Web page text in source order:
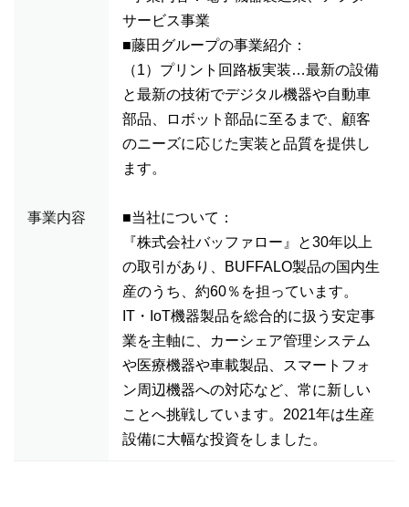
事業内容
サービス事業
■藤田グループの事業紹介：
（1）プリント回路板実装…最新の設備
と最新の技術でデジタル機器や自動車
部品、ロボット部品に至るまで、顧客
のニーズに応じた実装と品質を提供し
ます。
■当社について：
『株式会社バッファロー』と30年以上
の取引があり、BUFFALO製品の国内生
産のうち、約60％を担っています。
IT・IoT機器製品を総合的に扱う安定事
業を主軸に、カーシェア管理システム
や医療機器や車載製品、スマートフォ
ン周辺機器への対応など、常に新しい
ことへ挑戦しています。2021年は生産
設備に大幅な投資をしました。